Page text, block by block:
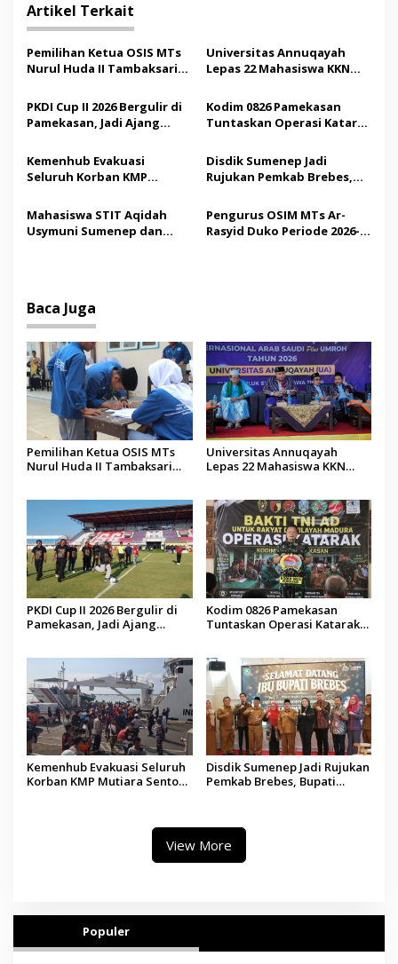
g
a
s
i
p
o
s
Artikel Terkait
Pemilihan Ketua OSIS MTs
Nurul Huda II Tambaksari
Demokrasi bagi Siswa
Universitas Annuqayah
Lepas 22 Mahasiswa KKN
Saudi
PKDI Cup II 2026 Bergulir di
Pamekasan, Jadi Ajang
Madura
Kodim 0826 Pamekasan
Tuntaskan Operasi Katarak
Tindakan Medis
Kemenhub Evakuasi
Seluruh Korban KMP
Operator Diaudit
Disdik Sumenep Jadi
Rujukan Pemkab Brebes,
Pendidikan Berbasis
Budaya
Mahasiswa STIT Aqidah
Usymuni Sumenep dan
Pengurus OSIM MTs Ar-
Rasyid Duko Periode 2026-
Baca Juga
Pemilihan Ketua OSIS MTs
Nurul Huda II Tambaksari
Universitas Annuqayah
Lepas 22 Mahasiswa KKN
PKDI Cup II 2026 Bergulir di
Pamekasan, Jadi Ajang
Kodim 0826 Pamekasan
Tuntaskan Operasi Katarak
Kemenhub Evakuasi Seluruh
Korban KMP Mutiara Sentosa
Disdik Sumenep Jadi Rujukan
Pemkab Brebes, Bupati
View More
Populer